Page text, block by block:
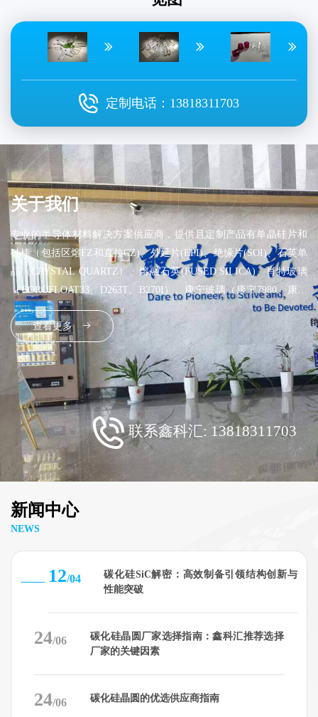
定制电话： 13818311703
关于我们
专业的半导体材料解决方案供应商，提供且定制产品有单晶硅片和
硅棒（包括区熔FZ和直拉CZ)、外延片(EPI)、绝缘片(SOI)、石英单
晶（CRYSTAL QUARTZ）、熔融石英(FUSED SILICA)、肖特玻璃
（BOROFLOAT33、D263T、B270I）、康宁玻璃（康宁7980、康宁
7978、康宁EAGLE XG）等半导体材料。通过自身投入研发，公司
能够提供性价比高的超薄片（ULTRATHIN WAFER）、异形片
（ABNORMAL WAFER），超厚氧化片（ULTRA THICK OXIDE
WAFER）和超高阻单晶硅片（ULTRA HIGH RESISTIVITY
WAFER）等特殊产品
查看更多
联系鑫科汇: 13818311703
新闻中心
NEWS
12/04
碳化硅SiC解密：高效制备引领结构创新与
性能突破
24/06
碳化硅晶圆厂家选择指南：鑫科汇推荐选择
厂家的关键因素
24/06 碳化硅晶圆的优选供应商指南